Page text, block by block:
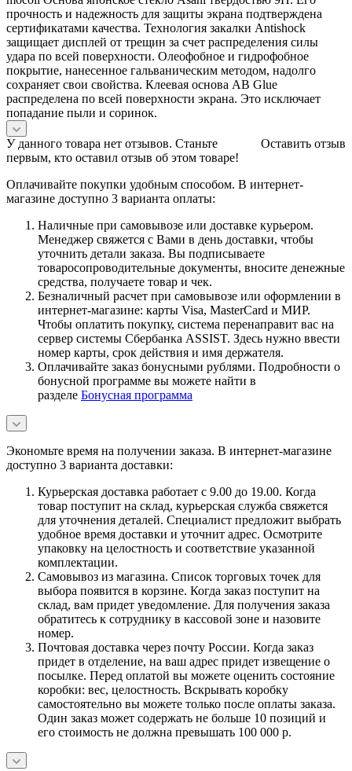
прочность и надежность для защиты экрана подтверждена
сертификатами качества. Технология закалки Antishock
защищает дисплей от трещин за счет распределения силы
удара по всей поверхности. Олеофобное и гидрофобное
покрытие, нанесенное гальваническим методом, надолго
сохраняет свои свойства. Клеевая основа AB Glue
распределена по всей поверхности экрана. Это исключает
попадание пыли и соринок.
Оставить отзыв
У данного товара нет отзывов. Станьте
первым, кто оставил отзыв об этом товаре!
Оплачивайте покупки удобным способом. В интернет-
магазине доступно 3 варианта оплаты:
Наличные при самовывозе или доставке курьером.
Менеджер свяжется с Вами в день доставки, чтобы
уточнить детали заказа. Вы подписываете
товаросопроводительные документы, вносите денежные
средства, получаете товар и чек.
Безналичный расчет при самовывозе или оформлении в
интернет-магазине: карты Visa, MasterCard и МИР.
Чтобы оплатить покупку, система перенаправит вас на
сервер системы Сбербанка ASSIST. Здесь нужно ввести
номер карты, срок действия и имя держателя.
Оплачивайте заказ бонусными рублями. Подробности о
бонусной программе вы можете найти в
разделе Бонусная программа
Экономьте время на получении заказа. В интернет-магазине
доступно 3 варианта доставки:
Курьерская доставка работает с 9.00 до 19.00. Когда
товар поступит на склад, курьерская служба свяжется
для уточнения деталей. Специалист предложит выбрать
удобное время доставки и уточнит адрес. Осмотрите
упаковку на целостность и соответствие указанной
комплектации.
Самовывоз из магазина. Список торговых точек для
выбора появится в корзине. Когда заказ поступит на
склад, вам придет уведомление. Для получения заказа
обратитесь к сотруднику в кассовой зоне и назовите
номер.
Почтовая доставка через почту России. Когда заказ
придет в отделение, на ваш адрес придет извещение о
посылке. Перед оплатой вы можете оценить состояние
коробки: вес, целостность. Вскрывать коробку
самостоятельно вы можете только после оплаты заказа.
Один заказ может содержать не больше 10 позиций и
его стоимость не должна превышать 100 000 р.